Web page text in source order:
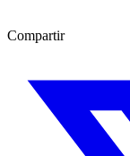
Compartir